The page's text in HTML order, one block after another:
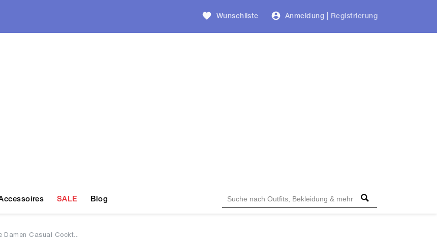
Wunschliste Anmeldung Registrierung
SALE Blog
Damen Casual Cockt...